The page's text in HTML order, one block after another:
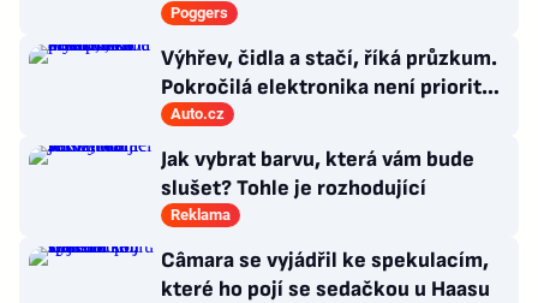
nových produktů
Poggers
Výhřev, čidla a stačí, říká průzkum.
Pokročilá elektronika není prioritou
zákazníků
Auto.cz
Jak vybrat barvu, která vám bude
slušet? Tohle je rozhodující
Reklama
Câmara se vyjádřil ke spekulacím,
které ho pojí se sedačkou u Haasu